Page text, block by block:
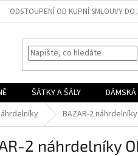
ODSTOUPENÍ OD KUPNÍ SMLOUVY DO
ŠÁTKY A ŠÁLY
BAZAR-2
2 náhrdelníky